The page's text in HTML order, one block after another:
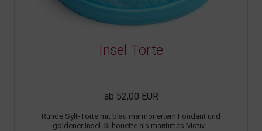
Insel Torte
ab 52,00 EUR
Runde Sylt-Torte mit blau marmoriertem Fondant und
goldener Insel-Silhouette als maritimes Motiv...